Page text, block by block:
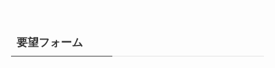
要望フォーム